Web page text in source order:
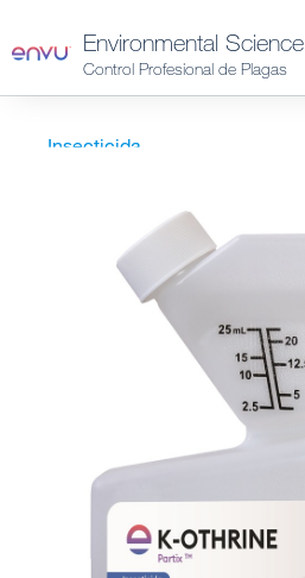
Environmental Science
Control Profesional de Plagas
Productos Spain
Catálogo 2026 Spain
Distribuidores Spain
Noticias y Artículos
Insecticida